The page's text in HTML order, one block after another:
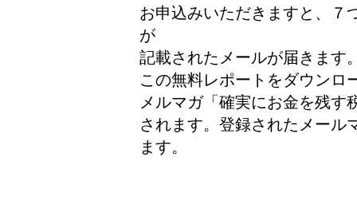
お申込みいただきますと、７
が
記載されたメールが届きます
この無料レポートをダウンロ
メルマガ「確実にお金を残す
されます。登録されたメール
ます。